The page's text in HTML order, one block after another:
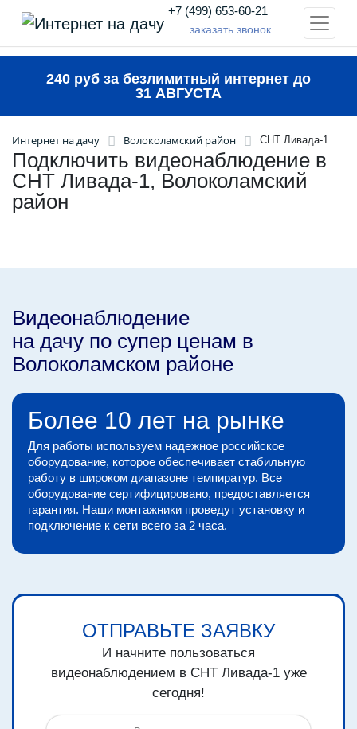
+7 (499) 653-60-21
заказать звонок
240 руб за безлимитный интернет до
31 АВГУСТА
Интернет на дачу Волоколамский район СНТ Ливада-1
Подключить видеонаблюдение в
СНТ Ливада-1, Волоколамский
район
Видеонаблюдение
на дачу по супер ценам в
Волоколамском районе
Более 10 лет на рынке
Для работы используем надежное российское
оборудование, которое обеспечивает стабильную
работу в широком диапазоне темпиратур. Все
оборудование сертифицировано, предоставляется
гарантия. Наши монтажники проведут установку и
подключение к сети всего за 2 часа.
ОТПРАВЬТЕ ЗАЯВКУ
И начните пользоваться
видеонаблюдением в СНТ Ливада-1 уже
сегодня!